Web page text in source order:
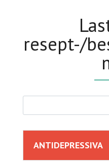
resept-/
ANTIDEPRESSIVA